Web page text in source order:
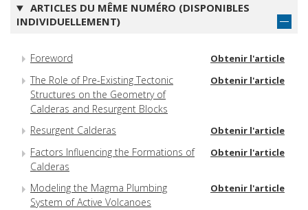
ARTICLES DU MÊME NUMÉRO (DISPONIBLES
INDIVIDUELLEMENT)
Foreword Obtenir l'article
The Role of Pre-Existing Tectonic
Structures on the Geometry of
Calderas and Resurgent Blocks
Obtenir l'article
Resurgent Calderas Obtenir l'article
Factors Influencing the Formations of
Calderas
Obtenir l'article
Modeling the Magma Plumbing
System of Active Volcanoes
Obtenir l'article